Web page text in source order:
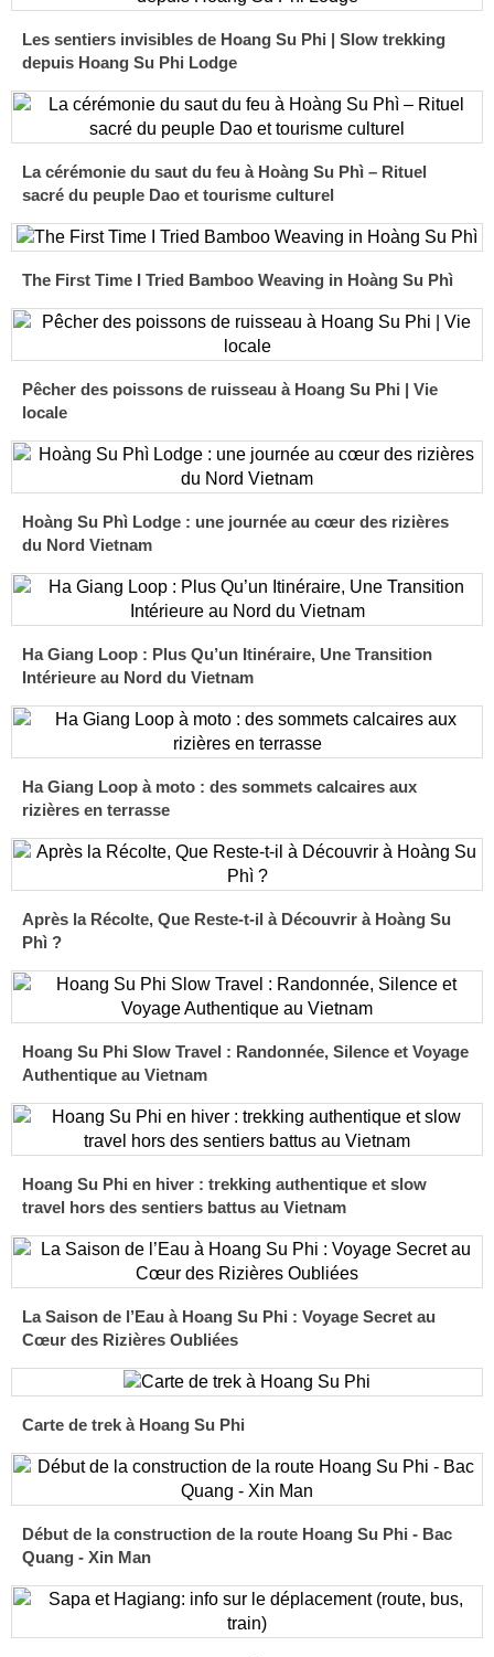
Les sentiers invisibles de Hoang Su Phi | Slow trekking
depuis Hoang Su Phi Lodge
La cérémonie du saut du feu à Hoàng Su Phì – Rituel
sacré du peuple Dao et tourisme culturel
The First Time I Tried Bamboo Weaving in Hoàng Su Phì
Pêcher des poissons de ruisseau à Hoang Su Phi | Vie
locale
Hoàng Su Phì Lodge : une journée au cœur des rizières
du Nord Vietnam
Ha Giang Loop : Plus Qu’un Itinéraire, Une Transition
Intérieure au Nord du Vietnam
Ha Giang Loop à moto : des sommets calcaires aux
rizières en terrasse
Après la Récolte, Que Reste-t-il à Découvrir à Hoàng Su
Phì ?
Hoang Su Phi Slow Travel : Randonnée, Silence et Voyage
Authentique au Vietnam
Hoang Su Phi en hiver : trekking authentique et slow
travel hors des sentiers battus au Vietnam
La Saison de l’Eau à Hoang Su Phi : Voyage Secret au
Cœur des Rizières Oubliées
Carte de trek à Hoang Su Phi
Début de la construction de la route Hoang Su Phi - Bac
Quang - Xin Man